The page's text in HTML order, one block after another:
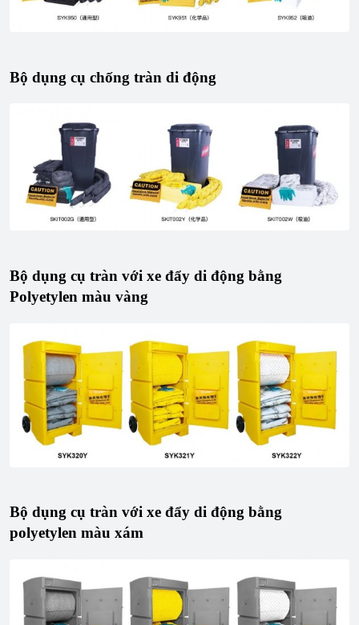
Bộ dụng cụ chống tràn di động
Bộ dụng cụ tràn với xe đẩy di động bằng
Polyetylen màu vàng
Bộ dụng cụ tràn với xe đẩy di động bằng
polyetylen màu xám